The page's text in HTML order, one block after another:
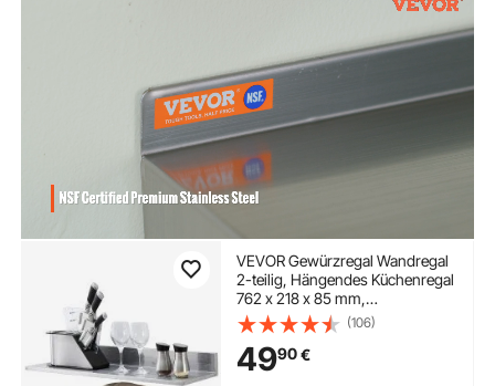
VEVOR Gewürzregal Wandregal
2-teilig, Hängendes Küchenregal
762 x 218 x 85 mm,
Schweberegal Edelstahl 20 kg
Belastbar, Regalbrett Wandboard
Gewürzregal Geeignet für
Küchen, Restaurants, Hotels usw.
(106)
4990€